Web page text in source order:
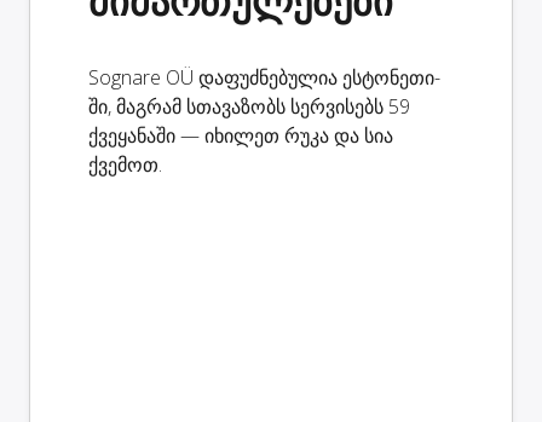
Sognare OÜ დაფუძნებულია ესტონეთი-
ში, მაგრამ სთავაზობს სერვისებს 59
ქვეყანაში — იხილეთ რუკა და სია
ქვემოთ.